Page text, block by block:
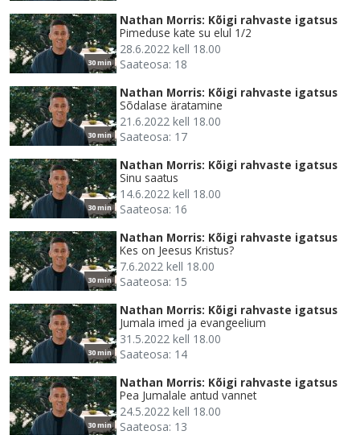
30 min
Nathan Morris: Kõigi rahvaste igatsus
Pimeduse kate su elul 1/2
28.6.2022 kell 18.00
Saateosa: 18
30 min
Nathan Morris: Kõigi rahvaste igatsus
Sõdalase äratamine
21.6.2022 kell 18.00
Saateosa: 17
30 min
Nathan Morris: Kõigi rahvaste igatsus
Sinu saatus
14.6.2022 kell 18.00
Saateosa: 16
30 min
Nathan Morris: Kõigi rahvaste igatsus
Kes on Jeesus Kristus?
7.6.2022 kell 18.00
Saateosa: 15
30 min
Nathan Morris: Kõigi rahvaste igatsus
Jumala imed ja evangeelium
31.5.2022 kell 18.00
Saateosa: 14
30 min
Nathan Morris: Kõigi rahvaste igatsus
Pea Jumalale antud vannet
24.5.2022 kell 18.00
Saateosa: 13